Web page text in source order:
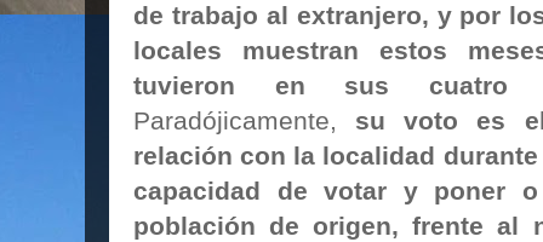
de trabajo al extranjero, y por
locales muestran estos
tuvieron en sus cuatro
Paradójicamente, su voto es
relación con la localidad
capacidad de votar y poner
población de origen, frente al